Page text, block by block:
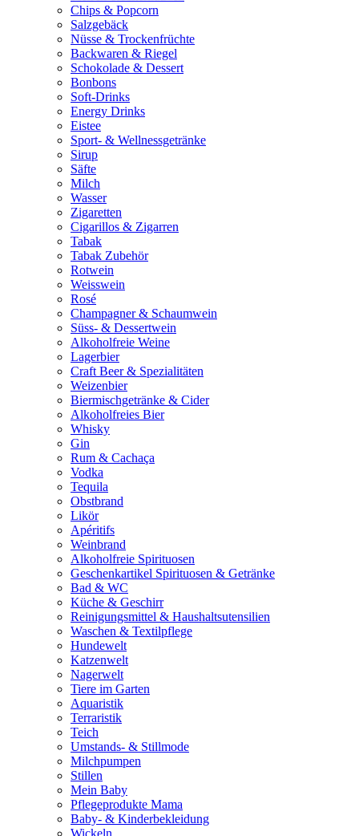
Chips & Popcorn
Salzgebäck
Nüsse & Trockenfrüchte
Backwaren & Riegel
Schokolade & Dessert
Bonbons
Soft-Drinks
Energy Drinks
Eistee
Sport- & Wellnessgetränke
Sirup
Säfte
Milch
Wasser
Zigaretten
Cigarillos & Zigarren
Tabak
Tabak Zubehör
Rotwein
Weisswein
Rosé
Champagner & Schaumwein
Süss- & Dessertwein
Alkoholfreie Weine
Lagerbier
Craft Beer & Spezialitäten
Weizenbier
Biermischgetränke & Cider
Alkoholfreies Bier
Whisky
Gin
Rum & Cachaça
Vodka
Tequila
Obstbrand
Likör
Apéritifs
Weinbrand
Alkoholfreie Spirituosen
Geschenkartikel Spirituosen & Getränke
Bad & WC
Küche & Geschirr
Reinigungsmittel & Haushaltsutensilien
Waschen & Textilpflege
Hundewelt
Katzenwelt
Nagerwelt
Tiere im Garten
Aquaristik
Terraristik
Teich
Umstands- & Stillmode
Milchpumpen
Stillen
Mein Baby
Pflegeprodukte Mama
Baby- & Kinderbekleidung
Wickeln